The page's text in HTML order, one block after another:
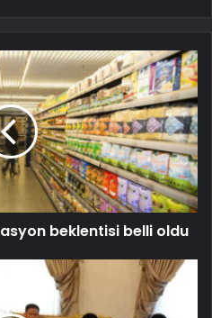
beklentisi belli oldu